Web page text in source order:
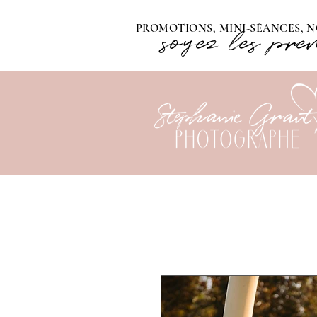
PROMOTIONS, MINI-SÉANCES,
soyez les